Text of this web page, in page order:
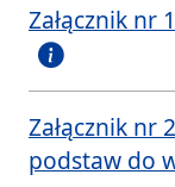
Załącznik nr
Załącznik nr
podstaw do